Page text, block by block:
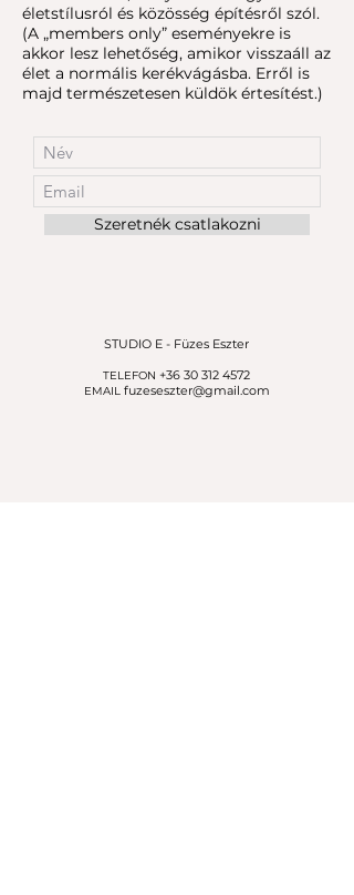
életstílusról és közösség építésről szól.
(A „members only” eseményekre is
akkor lesz lehetőség, amikor visszaáll az
élet a normális kerékvágásba. Erről is
majd természetesen küldök értesítést.)
Szeretnék csatlakozni
STUDIO E - Füzes Eszter
TELEFON +36 30 312 4572
EMAIL fuzeseszter@gmail.com